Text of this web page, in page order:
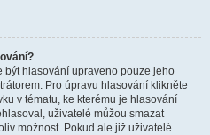
být hlasování upraveno pouze jeho
Pro úpravu hlasování klikněte
v tématu, ke kterému je hlasování
uživatelé můžou smazat
možnost. Pokud ale již uživatelé